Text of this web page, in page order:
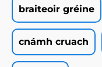
braiteoir gréine
cnámh cruach